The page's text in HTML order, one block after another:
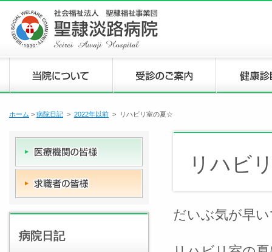
ホーム > 病院日記 > 2022年以前 > リハビリ室の夏☆
リハビ
だいぶ気が早
病院日記